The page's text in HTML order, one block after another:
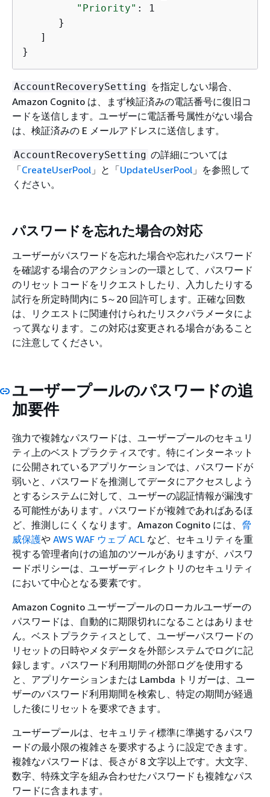
"Priority" : 1
      }
   ]
}
AccountRecoverySetting を指定しない場合、
Amazon Cognito は、まず検証済みの電話番号に復旧コ
ードを送信します。ユーザーに電話番号属性がない場合
は、検証済みの E メールアドレスに送信します。
AccountRecoverySetting の詳細については
「CreateUserPool 」と「UpdateUserPool 」を参照して
ください。
パスワードを忘れた場合の対応
ユーザーがパスワードを忘れた場合や忘れたパスワード
を確認する場合のアクションの一環として、パスワード
のリセットコードをリクエストしたり、入力したりする
試行を所定時間内に 5～20 回許可します。正確な回数
は、リクエストに関連付けられたリスクパラメータによ
って異なります。この対応は変更される場合があること
に注意してください。
ユーザープールのパスワードの追
加要件
強力で複雑なパスワードは、ユーザープールのセキュリ
ティ上のベストプラクティスです。特にインターネット
に公開されているアプリケーションでは、パスワードが
弱いと、パスワードを推測してデータにアクセスしよう
とするシステムに対して、ユーザーの認証情報が漏洩す
る可能性があります。パスワードが複雑であればあるほ
ど、推測しにくくなります。Amazon Cognito には、 脅
威保護や AWS WAF ウェブ ACL など、セキュリティを重
視する管理者向けの追加のツールがありますが、パスワ
ードポリシーは、ユーザーディレクトリのセキュリティ
において中心となる要素です。
Amazon Cognito ユーザープールのローカルユーザーの
パスワードは、自動的に期限切れになることはありませ
ん。ベストプラクティスとして、ユーザーパスワードの
リセットの日時やメタデータを外部システムでログに記
録します。パスワード利用期間の外部ログを使用する
と、アプリケーションまたは Lambda トリガーは、ユー
ザーのパスワード利用期間を検索し、特定の期間が経過
した後にリセットを要求できます。
ユーザープールは、セキュリティ標準に準拠するパスワ
ードの最小限の複雑さを要求するように設定できます。
複雑なパスワードは、長さが 8 文字以上です。大文字、
数字、特殊文字を組み合わせたパスワードも複雑なパス
ワードに含まれます。